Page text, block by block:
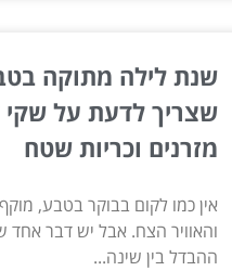
שנת לילה מתוקה
שצריך לדעת על שקי
מזרנים וכריות שטח
אין כמו לקום בבוקר בטבע,
והאוויר הצח. אבל יש דבר אחד
ההבדל בין שינה...